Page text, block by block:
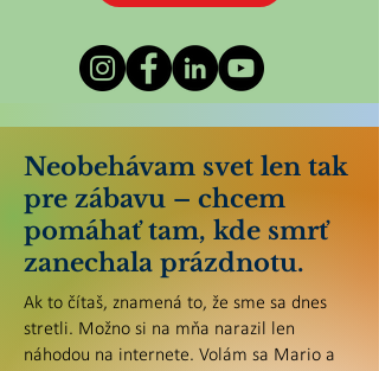
Neobehávam svet len tak
pre zábavu – chcem
pomáhať tam, kde smrť
zanechala prázdnotu.
Ak to čítaš, znamená to, že sme sa dnes
stretli. Možno si na mňa narazil len
náhodou na internete. Volám sa Mario a